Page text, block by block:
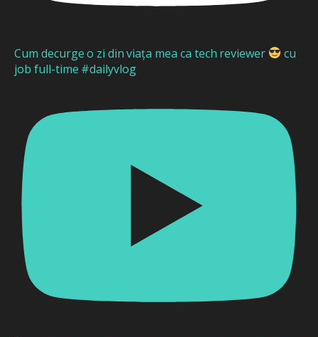
Cum decurge o zi din viața mea ca tech reviewer
cu
job full-time #dailyvlog